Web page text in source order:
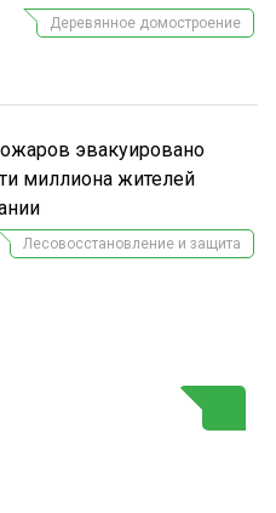
Деревянное домостроение
эвакуировано
миллиона жителей
Лесовосстановление и защита